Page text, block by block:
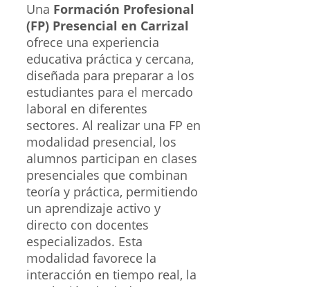
Una Formación Profesional
(FP) Presencial en Carrizal
ofrece una experiencia
educativa práctica y cercana,
diseñada para preparar a los
estudiantes para el mercado
laboral en diferentes
sectores. Al realizar una FP en
modalidad presencial, los
alumnos participan en clases
presenciales que combinan
teoría y práctica, permitiendo
un aprendizaje activo y
directo con docentes
especializados. Esta
modalidad favorece la
interacción en tiempo real, la